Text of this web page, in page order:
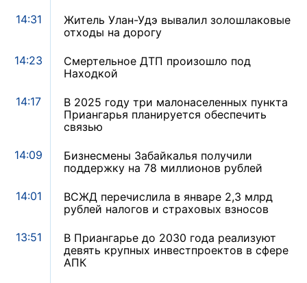
14:31
Житель Улан-Удэ вывалил золошлаковые
отходы на дорогу
14:23
Смертельное ДТП произошло под
Находкой
14:17
В 2025 году три малонаселенных пункта
Приангарья планируется обеспечить
связью
14:09
Бизнесмены Забайкалья получили
поддержку на 78 миллионов рублей
14:01
ВСЖД перечислила в январе 2,3 млрд
рублей налогов и страховых взносов
13:51
В Приангарье до 2030 года реализуют
девять крупных инвестпроектов в сфере
АПК